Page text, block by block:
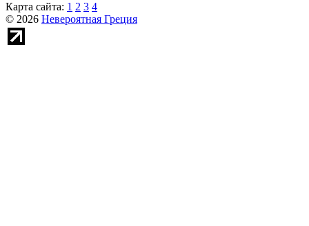
Карта сайта: 1 2 3 4
© 2026 Невероятная Греция